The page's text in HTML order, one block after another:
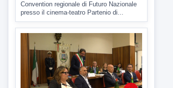
Convention regionale di Futuro Nazionale
presso il cinema-teatro Partenio di...